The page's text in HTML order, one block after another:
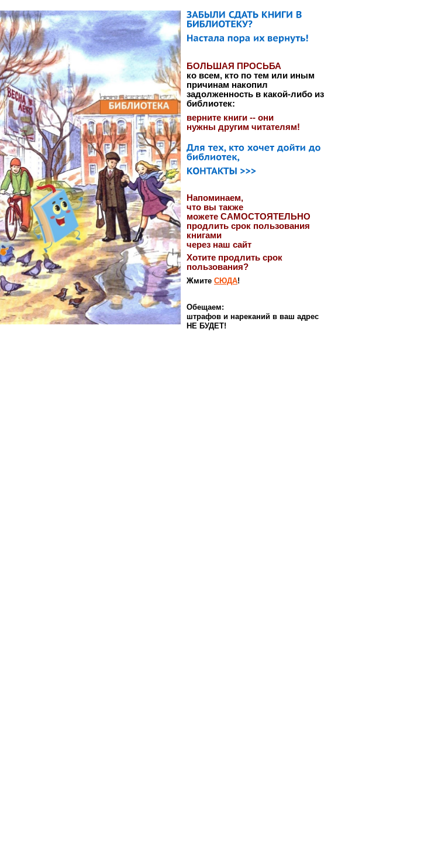
БОЛЬШАЯ ПРОСЬБА
ко всем, кто по тем или иным
причинам накопил
задолженность в какой-либо из
библиотек:
верните книги -- они
нужны другим читателям!
Напоминаем,
что вы также
можете САМОСТОЯТЕЛЬНО
продлить срок пользования
книгами
через наш сайт
Хотите продлить срок
пользования?
Жмите СЮДА!
Обещаем:
штрафов и нареканий в ваш адрес
НЕ БУДЕТ!